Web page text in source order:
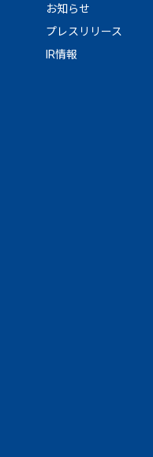
お知らせ
プレスリリース
IR情報